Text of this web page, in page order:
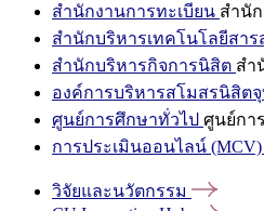
สำนักงานการทะเบียน สำนั
สำนักบริหารเทคโนโลยีสาร
สำนักบริหารกิจการนิสิต สำ
องค์การบริหารสโมสรนิสิต
ศูนย์การศึกษาทั่วไป ศูนย์กา
การประเมินออนไลน์ (MCV)
วิจัยและนวัตกรรม